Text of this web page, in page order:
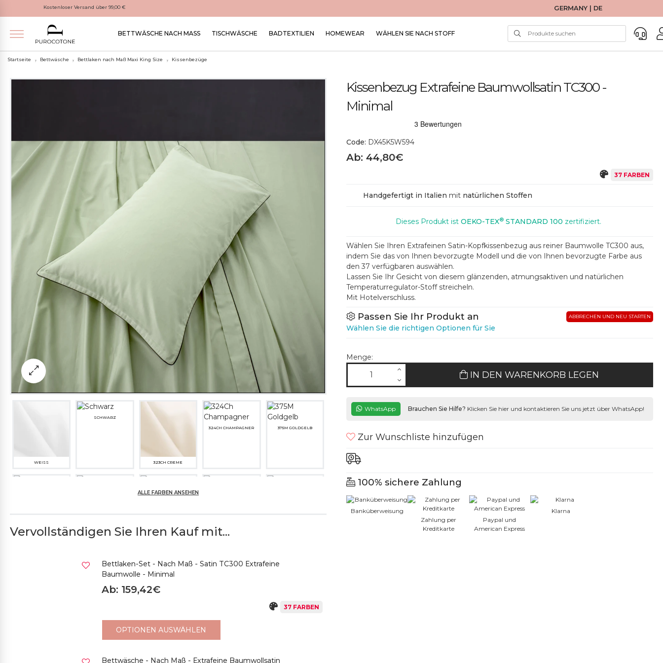
Kostenloser Versand über 99,00 € GERMANY | DE
BETTWÄSCHE NACH MASS TISCHWÄSCHE BADTEXTILIEN HOMEWEAR WÄHLEN SIE NACH STOFF
Startseite Bettwäsche Bettlaken nach Maß Maxi King Size Kissenbezüge
WEISS
SCHWARZ
323CH CREME
324CH CHAMPAGNER 375M GOLDGELB
531CS BRAUN
371SP BORDEAUX 119CH PFIRSICHFARBE
466CH FLIEDER
ALLE FARBEN ANSEHEN
Vervollständigen Sie Ihren Kauf mit...
Bettlaken-Set - Nach Maß - Satin TC300 Extrafeine
Baumwolle - Minimal
Ab: 159,42€
37 FARBEN
OPTIONEN AUSWÄHLEN
Bettwäsche - Nach Maß - Extrafeine Baumwollsatin
Kissenbezug Extrafeine Baumwollsatin TC300 -
Minimal
Code: DX45K5W594
Ab: 44,80€
37 FARBEN
Handgefertigt in Italien mit natürlichen Stoffen
Dieses Produkt ist OEKO-TEX® STANDARD 100 zertifiziert.
Wählen Sie Ihren Extrafeinen Satin-Kopfkissenbezug aus reiner Baumwolle TC300 aus,
indem Sie das von Ihnen bevorzugte Modell und die von Ihnen bevorzugte Farbe aus
den 37 verfügbaren auswählen.
Lassen Sie Ihr Gesicht von diesem glänzenden, atmungsaktiven und natürlichen
Temperaturregulator-Stoff streicheln.
Mit Hotelverschluss.
Passen Sie Ihr Produkt an
Wählen Sie die richtigen Optionen für Sie
ABBRECHEN UND NEU STARTEN
Menge:
IN DEN WARENKORB LEGEN
WhatsApp Brauchen Sie Hilfe? Klicken Sie hier und kontaktieren Sie uns jetzt über WhatsApp!
Zur Wunschliste hinzufügen
100% sichere Zahlung
Banküberweisung
Zahlung per
Kreditkarte
Paypal und
American Express
Klarna